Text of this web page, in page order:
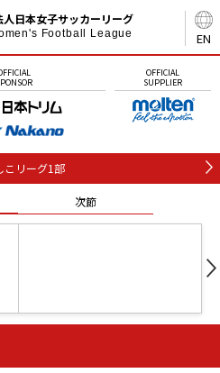
EN
日本女子サッカーリーグ
Football League
OFFICIAL
SUPPLIER
こリーグ1部
次節
石人の星